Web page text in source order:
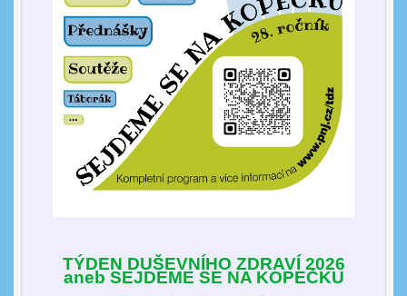
TÝDEN DUŠEVNÍHO ZDRAVÍ 2026
aneb SEJDEME SE NA KOPEČKU